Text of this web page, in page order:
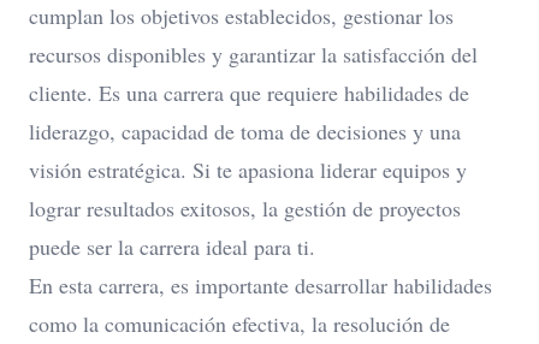
cumplan los objetivos establecidos, gestionar los
recursos disponibles y garantizar la satisfacción del
cliente. Es una carrera que requiere habilidades de
liderazgo, capacidad de toma de decisiones y una
visión estratégica. Si te apasiona liderar equipos y
lograr resultados exitosos, la gestión de proyectos
puede ser la carrera ideal para ti.
En esta carrera, es importante desarrollar habilidades
como la comunicación efectiva, la resolución de